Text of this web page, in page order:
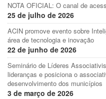
NOTA OFICIAL: O canal de
25 de julho de 2026
ACIN promove evento sobre
área de tecnologia e inovação
22 de junho de 2026
Seminário de Líderes
lideranças e posiciona o
desenvolvimento dos municípios
3 de março de 2026